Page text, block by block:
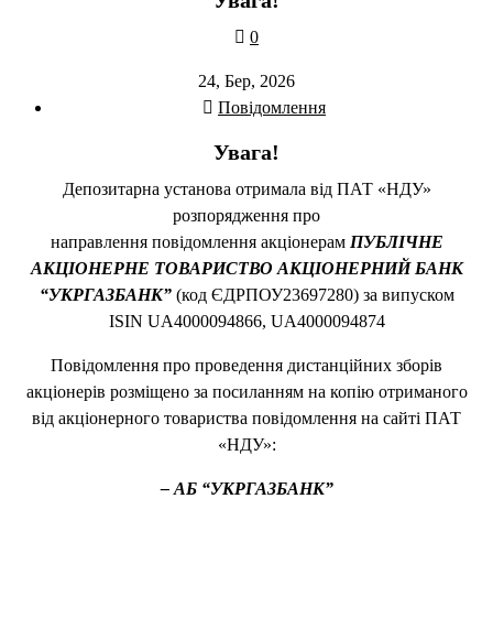
0
24, Бер, 2026
Повідомлення
Увага!
Депозитарна установа отримала від ПАТ «НДУ»
розпорядження про
направлення повідомлення акціонерам ПУБЛІЧНЕ
АКЦІОНЕРНЕ ТОВАРИСТВО АКЦІОНЕРНИЙ БАНК
“УКРГАЗБАНК” (код ЄДРПОУ23697280) за випуском
ISIN UA4000094866, UA4000094874
Повідомлення про проведення дистанційних зборів
акціонерів розміщено за посиланням на копію отриманого
від акціонерного товариства повідомлення на сайті ПАТ
«НДУ»:
– АБ “УКРГАЗБАНК”